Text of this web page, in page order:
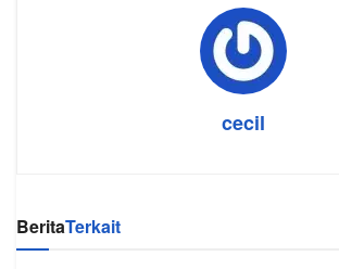
cecil
BeritaTerkait